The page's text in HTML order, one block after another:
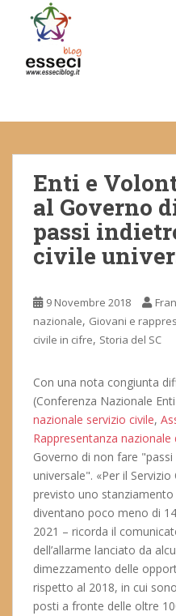
m
Enti e
al Governo
passi
civile
9 Novembre 2018
nazionale, Giovani e
civile in cifre, Storia del SC
Con una nota congiunta
(Conferenza Nazionale
nazionale servizio civile,
Rappresentanza
Governo di non fare
universale". «Per il
previsto uno
diventano poco meno di
2021 – ricorda il
dell’allarme lanciato da
dimezzamento delle
rispetto al 2018, in cui
posti a fronte delle oltre